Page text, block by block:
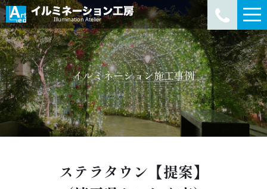
イルミネーション施工事例
ステラタウン【提案】